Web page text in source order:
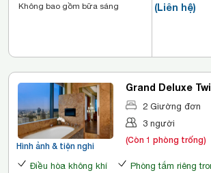
(Liên hệ)
Không bao gồm bữa sáng
Hình ảnh & tiện nghi
Grand Deluxe
2 Giường đơn
3 người
(Còn 1 phòng trống)
Điều hòa không khí Phòng tắm riêng